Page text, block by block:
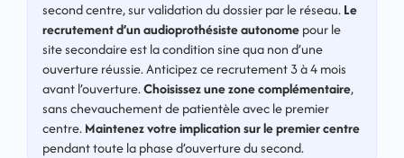
second centre, sur validation du dossier par le réseau. Le
recrutement d’un audioprothésiste autonome pour le
site secondaire est la condition sine qua non d’une
ouverture réussie. Anticipez ce recrutement 3 à 4 mois
avant l’ouverture. Choisissez une zone complémentaire,
sans chevauchement de patientèle avec le premier
centre. Maintenez votre implication sur le premier centre
pendant toute la phase d’ouverture du second.